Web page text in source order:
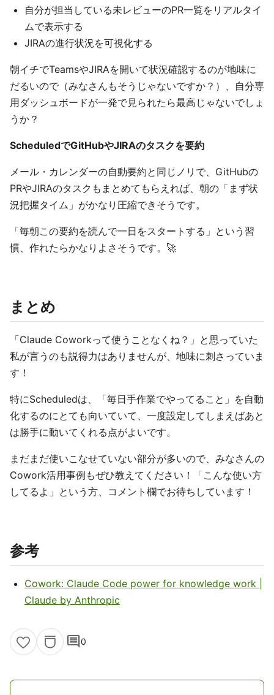
自分が担当している未レビューのPR一覧をリアルタイ
ムで表示する
JIRAの進行状況を可視化する
朝イチでTeamsやJIRAを開いて状況確認するのが地味に
だるいので（みなさんもそうじゃないですか？）、自分専
用ダッシュボードが一発で見られたら最高じゃないでしょ
うか？
ScheduledでGitHubやJIRAのタスクを要約
メール・カレンダーの自動要約と同じノリで、GitHubの
PRやJIRAのタスクもまとめてもらえれば、朝の「まず状
況把握タイム」がかなり圧縮できそうです。
「毎朝この要約を読んで一日をスタートする」という習
慣、作れたらかなりよさそうです。🚀
まとめ
「Claude Coworkって使うことなくね？」と思っていた
私が言うのも説得力はありませんが、地味に刺さっていま
す！
特にScheduledは、「毎日手作業でやってること」を自動
化するのにとても向いていて、一度設定してしまえばあと
は勝手に動いてくれる点がよいです。
まだまだ使いこなせていない部分が多いので、みなさんの
Cowork活用事例もぜひ教えてください！「こんな使い方
してるよ」という方、コメント欄でお待ちしています！
参考
Cowork: Claude Code power for knowledge work |
Claude by Anthropic
comment0